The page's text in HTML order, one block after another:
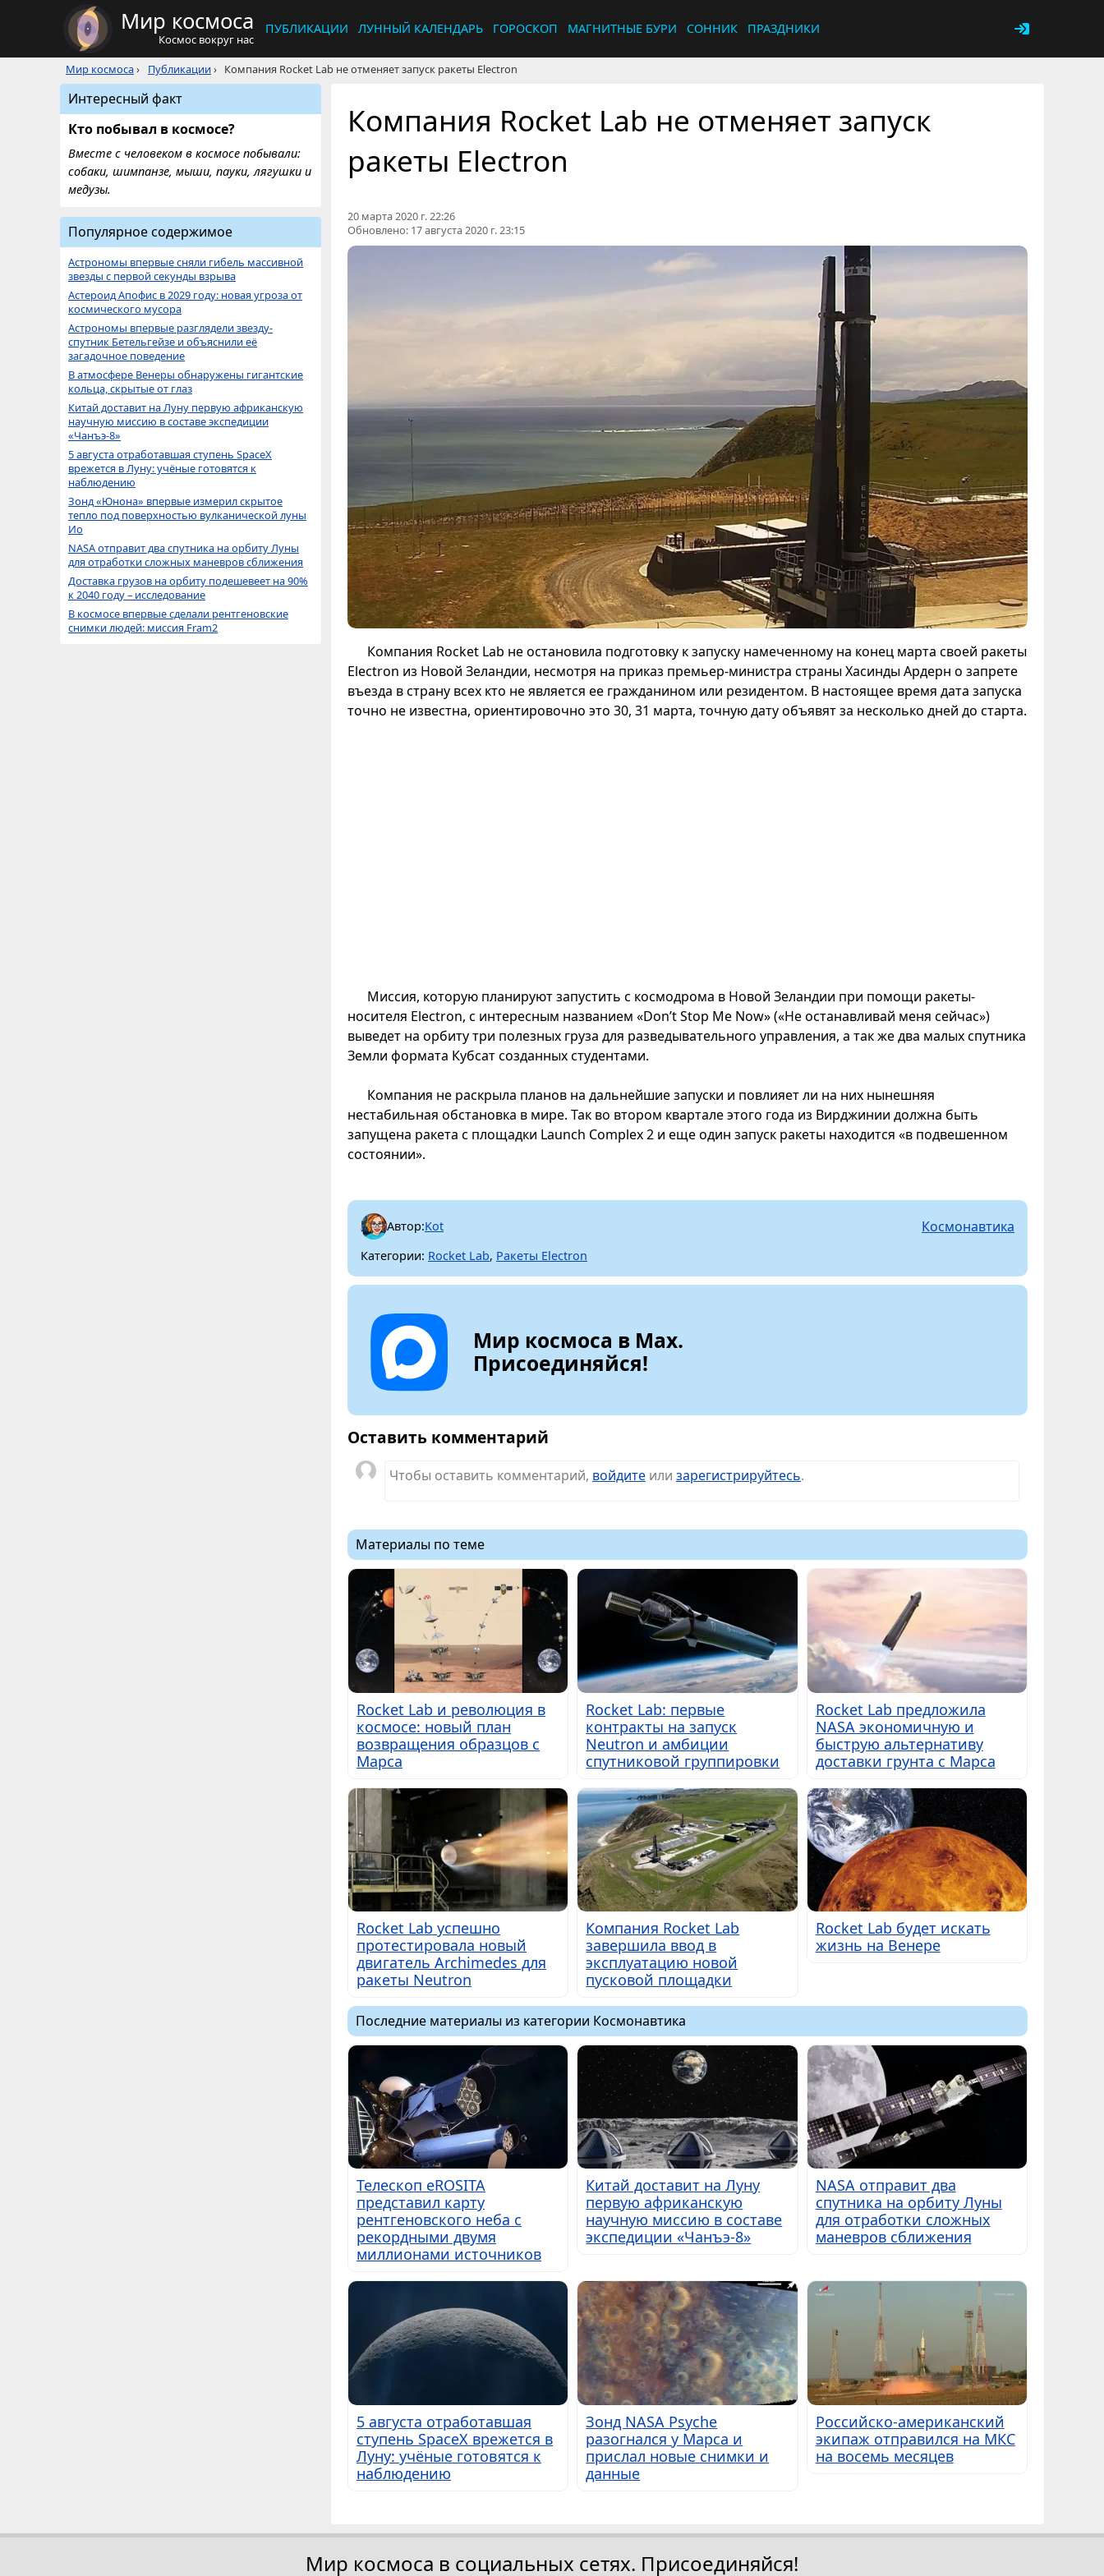
Мир космоса
Космос вокруг нас
ПУБЛИКАЦИИ ЛУННЫЙ КАЛЕНДАРЬ ГОРОСКОП МАГНИТНЫЕ БУРИ СОННИК ПРАЗДНИКИ
Мир космоса› Публикации› Компания Rocket Lab не отменяет запуск ракеты Electron
Компания Rocket Lab не отменяет запуск
ракеты Electron
20 марта 2020 г. 22:26
Обновлено: 17 августа 2020 г. 23:15
Компания Rocket Lab не остановила подготовку к запуску намеченному на конец марта своей ракеты
Electron из Новой Зеландии, несмотря на приказ премьер-министра страны Хасинды Ардерн о запрете
въезда в страну всех кто не является ее гражданином или резидентом. В настоящее время дата запуска
точно не известна, ориентировочно это 30, 31 марта, точную дату объявят за несколько дней до старта.
Миссия, которую планируют запустить с космодрома в Новой Зеландии при помощи ракеты-
носителя Electron, с интересным названием «Don’t Stop Me Now» («Не останавливай меня сейчас»)
выведет на орбиту три полезных груза для разведывательного управления, а так же два малых спутника
Земли формата Кубсат созданных студентами.
Компания не раскрыла планов на дальнейшие запуски и повлияет ли на них нынешняя
нестабильная обстановка в мире. Так во втором квартале этого года из Вирджинии должна быть
запущена ракета с площадки Launch Complex 2 и еще один запуск ракеты находится «в подвешенном
состоянии».
Автор:Kot Космонавтика
Категории: Rocket Lab, Ракеты Electron
Мир космоса в Max.
Присоединяйся!
Оставить комментарий
Чтобы оставить комментарий, войдите или зарегистрируйтесь.
Материалы по теме
Rocket Lab и революция в
космосе: новый план
возвращения образцов с
Марса
Rocket Lab: первые
контракты на запуск
Neutron и амбиции
спутниковой группировки
Rocket Lab предложила
NASA экономичную и
быструю альтернативу
доставки грунта с Марса
Rocket Lab успешно
протестировала новый
двигатель Archimedes для
ракеты Neutron
Компания Rocket Lab
завершила ввод в
эксплуатацию новой
пусковой площадки
Rocket Lab будет искать
жизнь на Венере
Последние материалы из категории Космонавтика
Телескоп eROSITA
представил карту
рентгеновского неба с
рекордными двумя
миллионами источников
Китай доставит на Луну
первую африканскую
научную миссию в составе
экспедиции «Чанъэ-8»
NASA отправит два
спутника на орбиту Луны
для отработки сложных
маневров сближения
5 августа отработавшая
ступень SpaceX врежется в
Луну: учёные готовятся к
наблюдению
Зонд NASA Psyche
разогнался у Марса и
прислал новые снимки и
данные
Российско-американский
экипаж отправился на МКС
на восемь месяцев
Интересный факт
Кто побывал в космосе?
Вместе с человеком в космосе побывали:
собаки, шимпанзе, мыши, пауки, лягушки и
медузы.
Популярное содержимое
Астрономы впервые сняли гибель массивной
звезды с первой секунды взрыва
Астероид Апофис в 2029 году: новая угроза от
космического мусора
Астрономы впервые разглядели звезду-
спутник Бетельгейзе и объяснили её
загадочное поведение
В атмосфере Венеры обнаружены гигантские
кольца, скрытые от глаз
Китай доставит на Луну первую африканскую
научную миссию в составе экспедиции
«Чанъэ-8»
5 августа отработавшая ступень SpaceX
врежется в Луну: учёные готовятся к
наблюдению
Зонд «Юнона» впервые измерил скрытое
тепло под поверхностью вулканической луны
Ио
NASA отправит два спутника на орбиту Луны
для отработки сложных маневров сближения
Доставка грузов на орбиту подешевеет на 90%
к 2040 году – исследование
В космосе впервые сделали рентгеновские
снимки людей: миссия Fram2
Мир космоса в социальных сетях. Присоединяйся!